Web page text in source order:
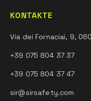
KONTAKTE
Via dei Fornaciai, 9,
+39 075 804 37 37
+39 075 804 37 47
sir@sirsafety.com